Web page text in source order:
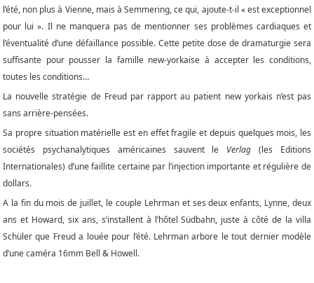
l’été, non plus à Vienne, mais à Semmering, ce qui, ajoute-t-il « est exceptionnel
pour lui ». Il ne manquera pas de mentionner ses problèmes cardiaques et
l’éventualité d’une défaillance possible. Cette petite dose de dramaturgie sera
suffisante pour pousser la famille new-yorkaise à accepter les conditions,
toutes les conditions…
La nouvelle stratégie de Freud par rapport au patient new yorkais n’est pas
sans arrière-pensées.
Sa propre situation matérielle est en effet fragile et depuis quelques mois, les
sociétés psychanalytiques américaines sauvent le Verlag (les Editions
Internationales) d’une faillite certaine par l’injection importante et régulière de
dollars.
A la fin du mois de juillet, le couple Lehrman et ses deux enfants, Lynne, deux
ans et Howard, six ans, s’installent à l’hôtel Südbahn, juste à côté de la villa
Schüler que Freud a louée pour l’été. Lehrman arbore le tout dernier modèle
d’une caméra 16mm Bell & Howell.